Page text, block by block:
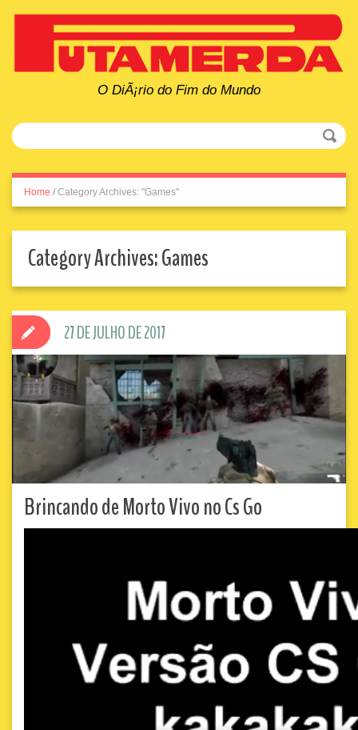
O DiÃ¡rio do Fim do Mundo
Home / Category Archives: "Games"
Category Archives:Games
Brincando de Morto Vivo no Cs Go
27 DE JULHO DE 2017